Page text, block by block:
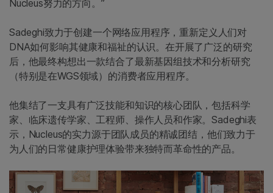
Nucleus努力的方向。”
Sadeghi致力于创建一个网络应用程序，重新定义人们对
DNA如何影响其健康和福祉的认识。在开展了广泛的研究
后，他最终构想出一款结合了最新基因组技术和分析研究
（特别是在WGS领域）的消费者应用程序。
他集结了一支具有广泛技能和知识的核心团队，包括科学
家、临床遗传学家、工程师、操作人员和作家。Sadeghi表
示，Nucleus的实力源于团队成员的精诚团结，他们致力于
为人们的日常健康护理体验带来独特而革命性的产品。